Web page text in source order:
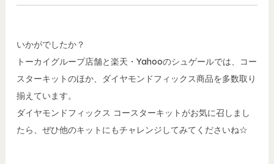
いかがでしたか？
トーカイグループ店舗と楽天・Yahooのシュゲールでは、コー
スターキットのほか、ダイヤモンドフィックス商品を多数取り
揃えています。
ダイヤモンドフィックス コースターキットがお気に召しまし
たら、ぜひ他のキットにもチャレンジしてみてくださいね☆